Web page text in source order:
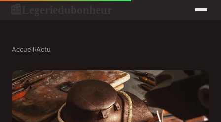
Accueil›Actu